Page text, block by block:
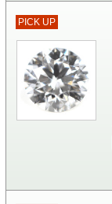
PICK UP